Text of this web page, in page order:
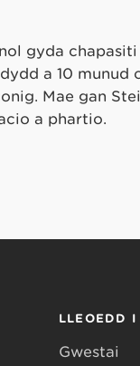
gyda
a 10
Mae gan
a phartio.
LLEOEDD I
Gwestai